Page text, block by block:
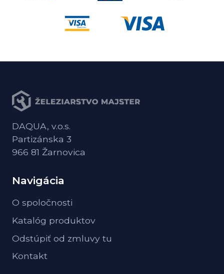
DAQUA, v.o.s.
Partizánska 3
966 81 Žarnovica
Navigácia
O spoločnosti
Katalóg produktov
Odstúpiť od zmluvy tu
Kontakt